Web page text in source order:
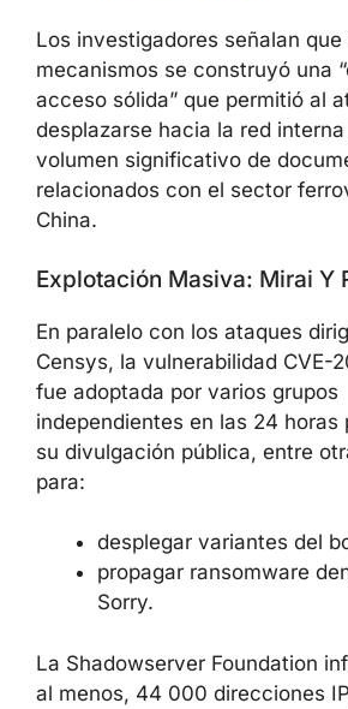
Los investigadores señalan
mecanismos se construyó una
acceso sólida” que permitió al
desplazarse hacia la red
volumen significativo de
relacionados con el sector
China.
Explotación Masiva: Mirai Y
En paralelo con los ataques
Censys, la vulnerabilidad CVE-
fue adoptada por varios grupos
independientes en las 24 horas
su divulgación pública, entre
para:
desplegar variantes del
propagar ransomware
Sorry.
La Shadowserver Foundation
al menos, 44 000 direcciones